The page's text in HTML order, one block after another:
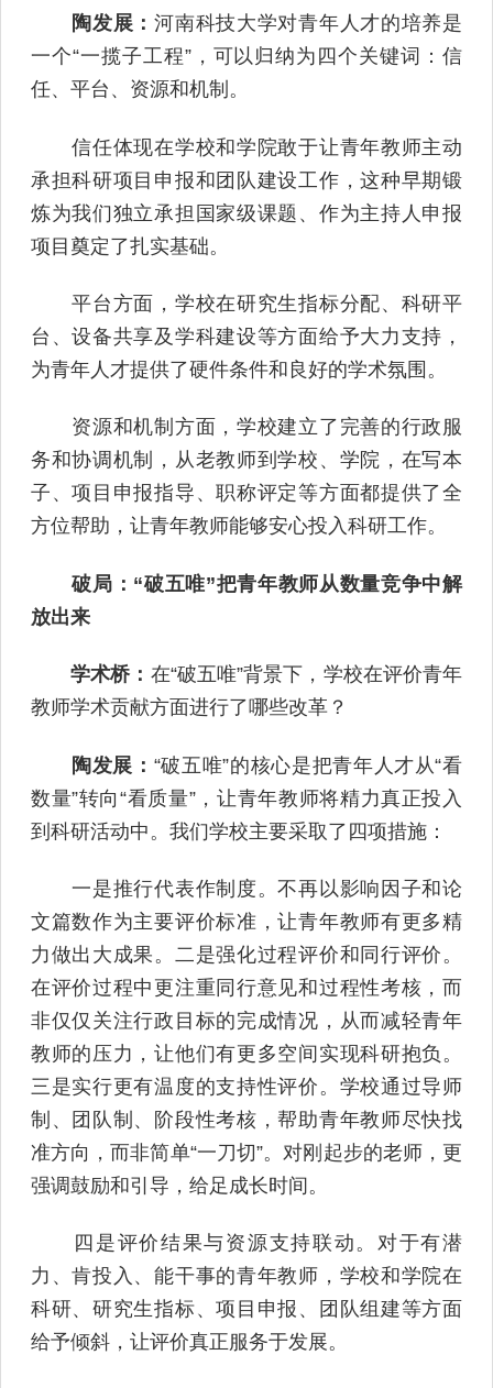
陶发展：河南科技大学对青年人才的培养是
一个“一揽子工程”，可以归纳为四个关键词：信
任、平台、资源和机制。
信任体现在学校和学院敢于让青年教师主动
承担科研项目申报和团队建设工作，这种早期锻
炼为我们独立承担国家级课题、作为主持人申报
项目奠定了扎实基础。
平台方面，学校在研究生指标分配、科研平
台、设备共享及学科建设等方面给予大力支持，
为青年人才提供了硬件条件和良好的学术氛围。
资源和机制方面，学校建立了完善的行政服
务和协调机制，从老教师到学校、学院，在写本
子、项目申报指导、职称评定等方面都提供了全
方位帮助，让青年教师能够安心投入科研工作。
破局：“破五唯”把青年教师从数量竞争中解
放出来
学术桥： 在“破五唯”背景下，学校在评价青年
教师学术贡献方面进行了哪些改革？
陶发展： “破五唯”的核心是把青年人才从“看
数量”转向“看质量”，让青年教师将精力真正投入
到科研活动中。我们学校主要采取了四项措施：
一是推行代表作制度。不再以影响因子和论
文篇数作为主要评价标准，让青年教师有更多精
力做出大成果。二是强化过程评价和同行评价。
在评价过程中更注重同行意见和过程性考核，而
非仅仅关注行政目标的完成情况，从而减轻青年
教师的压力，让他们有更多空间实现科研抱负。
三是实行更有温度的支持性评价。学校通过导师
制、团队制、阶段性考核，帮助青年教师尽快找
准方向，而非简单“一刀切”。对刚起步的老师，更
强调鼓励和引导，给足成长时间。
四是评价结果与资源支持联动。对于有潜
力、肯投入、能干事的青年教师，学校和学院在
科研、研究生指标、项目申报、团队组建等方面
给予倾斜，让评价真正服务于发展。